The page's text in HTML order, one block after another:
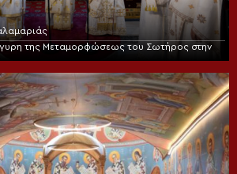
της Μεταμορφώσεως του Σωτήρος στην